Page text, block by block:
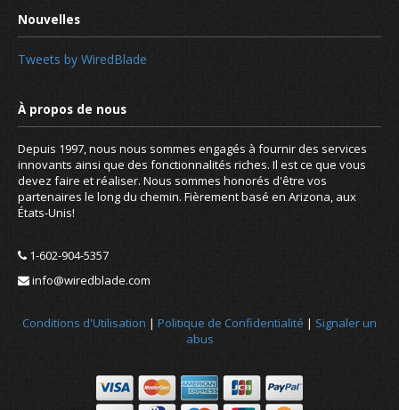
Tweets by WiredBlade
Depuis 1997, nous nous sommes engagés à fournir des services
innovants ainsi que des fonctionnalités riches. Il est ce que vous
devez faire et réaliser. Nous sommes honorés d'être vos
partenaires le long du chemin. Fièrement basé en Arizona, aux
États-Unis!
1-602-904-5357
info@wiredblade.com
Conditions d'Utilisation | Politique de Confidentialité | Signaler un
abus